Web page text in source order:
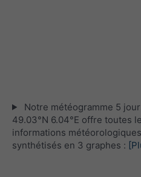
Notre météogramme 5
49.03°N 6.04°E offre toutes
informations météorologiques
synthétisés en 3 graphes :